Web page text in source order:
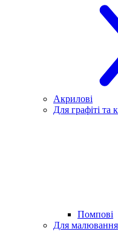
Акрилові
Для графіті та
Помпові
Для малювання